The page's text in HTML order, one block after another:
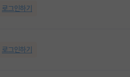
로그인하기
로그인하기